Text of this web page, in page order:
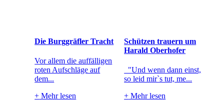
Die Burggräfler Tracht
Vor allem die auffälligen
roten Aufschläge auf
dem...
+ Mehr lesen
Schützen trauern um
Harald Oberhofer
"Und wenn dann einst,
so leid mir`s tut, me...
+ Mehr lesen